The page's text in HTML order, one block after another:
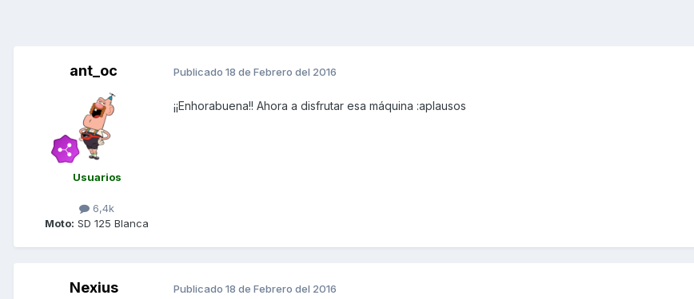
ant_oc
Usuarios
6,4k
Moto: SD 125 Blanca
Publicado 18 de Febrero del 2016
¡¡Enhorabuena!! Ahora a disfrutar esa máquina :aplausos
Nexius Publicado 18 de Febrero del 2016